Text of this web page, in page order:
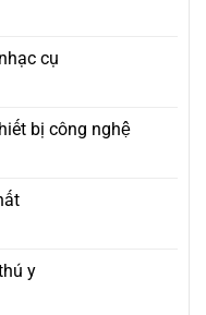
cụ
bị công nghệ
y